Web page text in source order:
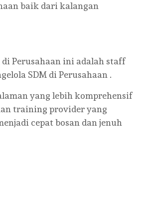
baik dari kalangan
Perusahaan ini adalah staff
SDM di Perusahaan .
yang lebih komprehensif
training provider yang
cepat bosan dan jenuh